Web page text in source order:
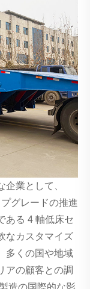
業として、
グレードの推進
ある 4 軸低床セ
なカスタマイズ
多くの国や地域
アの顧客との調
造の国際的な影